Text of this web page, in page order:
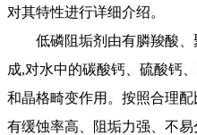
对其特性进行详细介绍。
低磷阻垢剂由有膦羧酸、
成,对水中的碳酸钙、硫酸钙
和晶格畸变作用。按照合理
有缓蚀率高、阻垢力强、不易